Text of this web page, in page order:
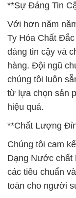
**Sự Đáng Tin
Với hơn năm
Ty Hóa Chất
đáng tin cậy và
hàng. Đội ngũ
chúng tôi luôn
từ lựa chọn sản
hiệu quả.
**Chất Lượng
Chúng tôi cam
Dạng Nước chất
các tiêu chuẩn
toàn cho người